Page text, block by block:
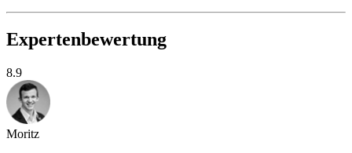
Expertenbewertung
8.9
Moritz